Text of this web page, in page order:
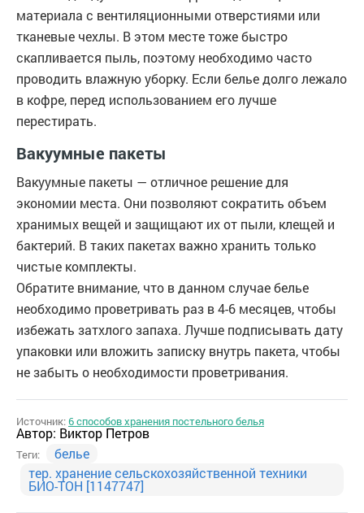
материала с вентиляционными отверстиями или
тканевые чехлы. В этом месте тоже быстро
скапливается пыль, поэтому необходимо часто
проводить влажную уборку. Если белье долго лежало
в кофре, перед использованием его лучше
перестирать.
Вакуумные пакеты
Вакуумные пакеты — отличное решение для
экономии места. Они позволяют сократить объем
хранимых вещей и защищают их от пыли, клещей и
бактерий. В таких пакетах важно хранить только
чистые комплекты.
Обратите внимание, что в данном случае белье
необходимо проветривать раз в 4-6 месяцев, чтобы
избежать затхлого запаха. Лучше подписывать дату
упаковки или вложить записку внутрь пакета, чтобы
не забыть о необходимости проветривания.
Источник:6 способов хранения постельного белья
Автор: Виктор Петров
Теги:
белье
тер. хранение сельскохозяйственной техники
БИО-ТОН [1147747]